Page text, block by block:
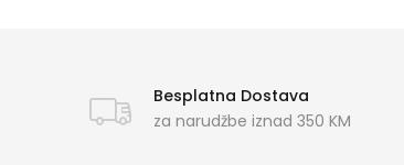
Besplatna Dostava
za narudžbe iznad 350 KM